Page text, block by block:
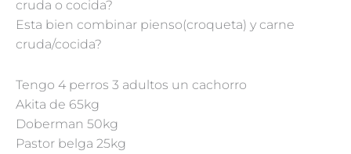
cruda o cocida?
Esta bien combinar pienso(croqueta) y carne
cruda/cocida?
Tengo 4 perros 3 adultos un cachorro
Akita de 65kg
Doberman 50kg
Pastor belga 25kg